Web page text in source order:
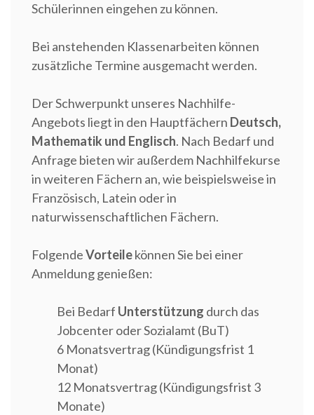
Schülerinnen eingehen zu können.
Bei anstehenden Klassenarbeiten können
zusätzliche Termine ausgemacht werden.
Der Schwerpunkt unseres Nachhilfe-
Angebots liegt in den Hauptfächern Deutsch,
Mathematik und Englisch. Nach Bedarf und
Anfrage bieten wir außerdem Nachhilfekurse
in weiteren Fächern an, wie beispielsweise in
Französisch, Latein oder in
naturwissenschaftlichen Fächern.
FolgendeVorteilekönnen Sie bei einer
Anmeldung genießen:
Bei Bedarf Unterstützung durch das
Jobcenter oder Sozialamt (BuT)
6 Monatsvertrag (Kündigungsfrist 1
Monat)
12 Monatsvertrag (Kündigungsfrist 3
Monate)